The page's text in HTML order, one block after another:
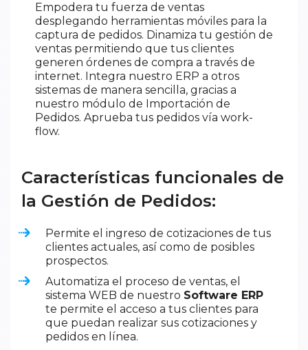
Empodera tu fuerza de ventas
desplegando herramientas móviles para la
captura de pedidos. Dinamiza tu gestión de
ventas permitiendo que tus clientes
generen órdenes de compra a través de
internet. Integra nuestro ERP a otros
sistemas de manera sencilla, gracias a
nuestro módulo de Importación de
Pedidos. Aprueba tus pedidos vía work-
flow.
Características funcionales de
la Gestión de Pedidos:
Permite el ingreso de cotizaciones de tus
clientes actuales, así como de posibles
prospectos.
Automatiza el proceso de ventas, el
sistema WEB de nuestro Software ERP
te permite el acceso a tus clientes para
que puedan realizar sus cotizaciones y
pedidos en línea.